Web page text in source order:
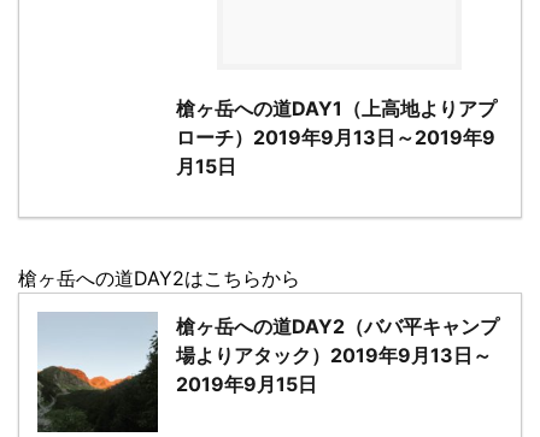
槍ヶ岳への道DAY1（上高地よりアプ
ローチ）2019年9月13日～2019年9
月15日
槍ヶ岳への道DAY2はこちらから
槍ヶ岳への道DAY2（ババ平キャンプ
場よりアタック）2019年9月13日～
2019年9月15日